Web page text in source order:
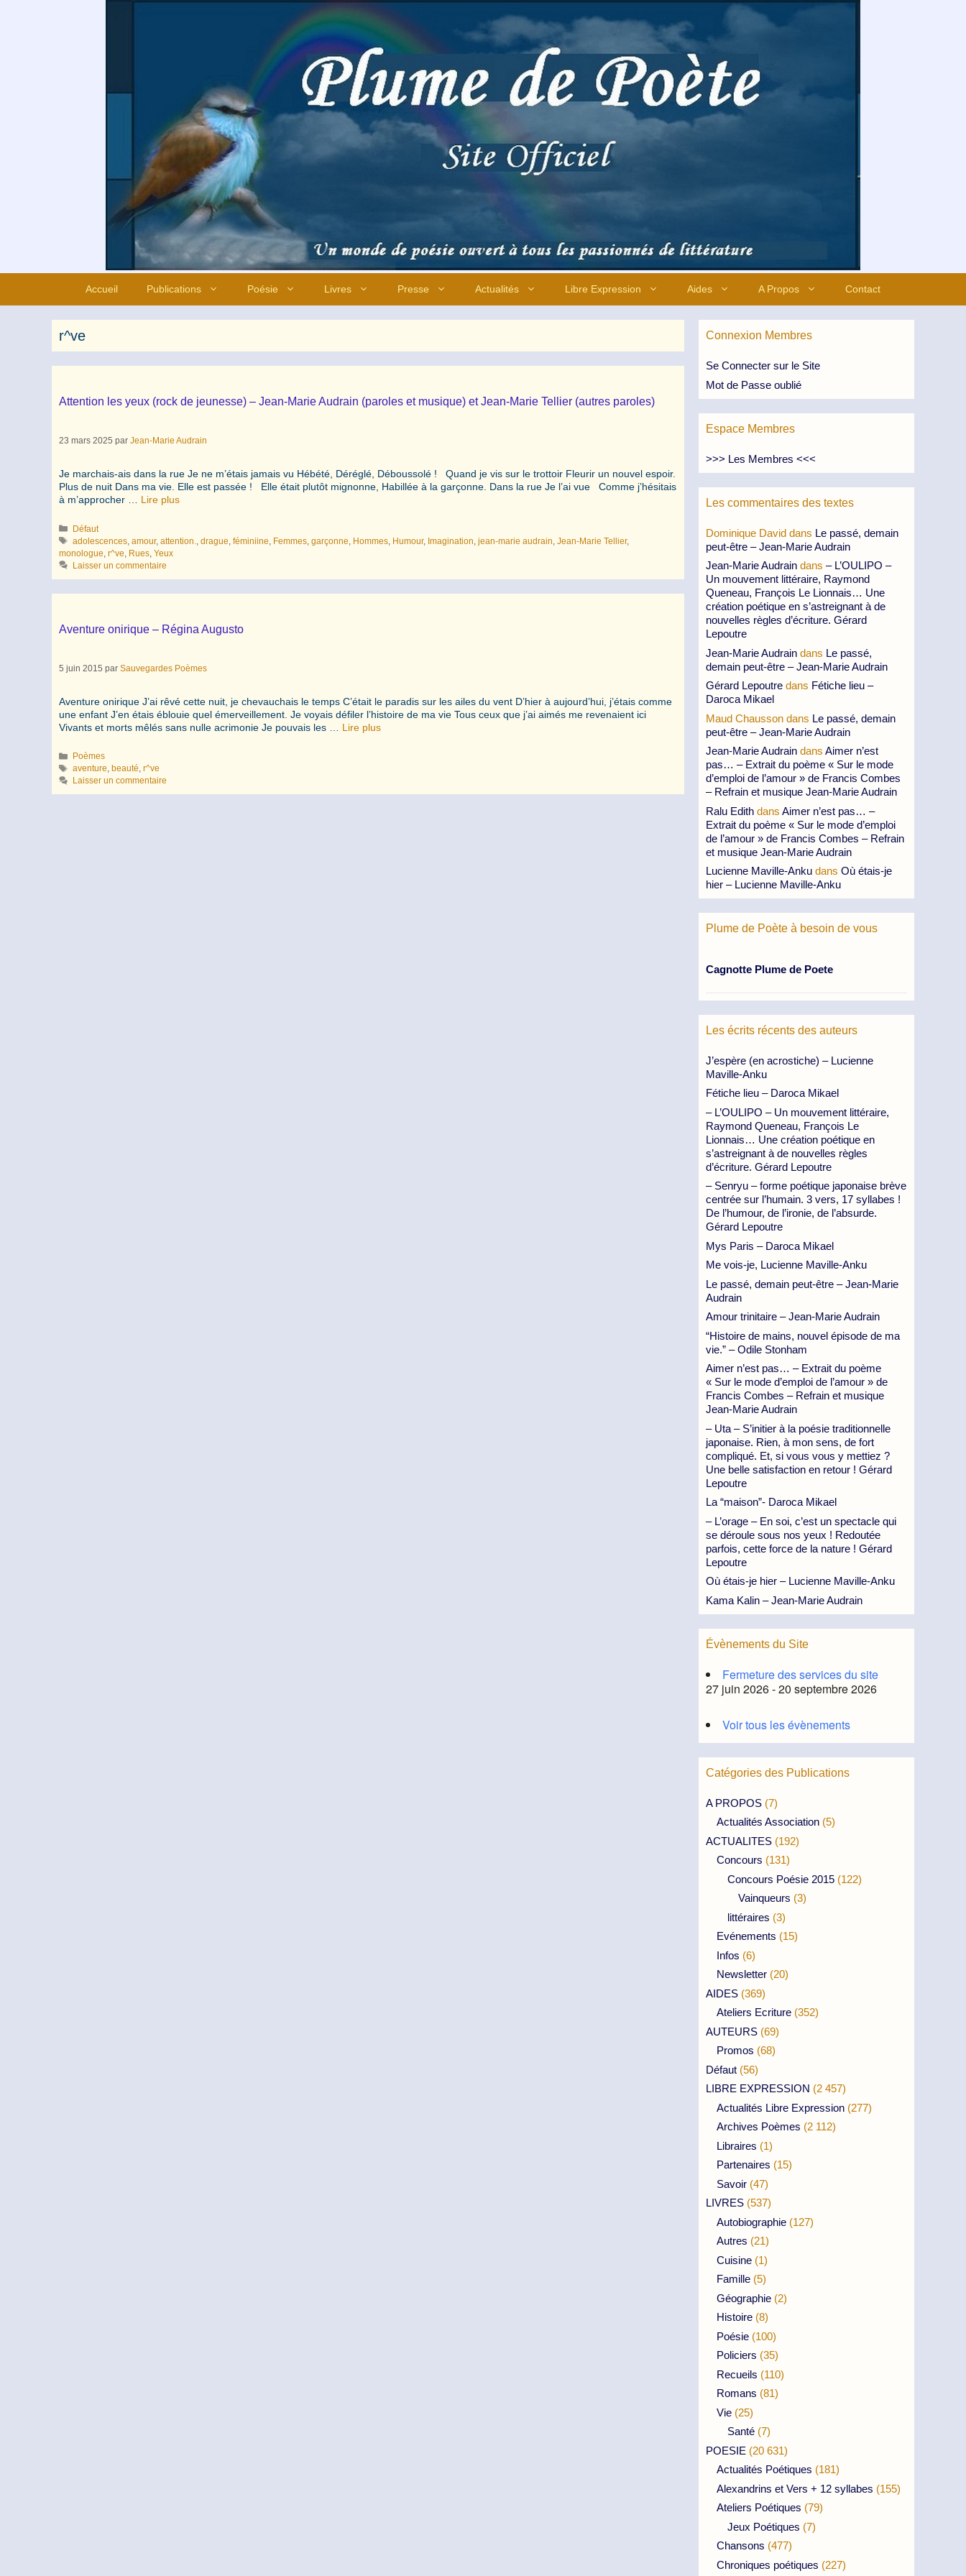
Accueil Publications Poésie Livres Presse Actualités Libre Expression Aides A Propos Contact
r^ve
Attention les yeux (rock de jeunesse) – Jean-Marie Audrain (paroles et musique) et Jean-Marie Tellier (autres paroles)
23 mars 2025 par Jean-Marie Audrain
Je marchais-ais dans la rue Je ne m’étais jamais vu Hébété, Déréglé, Déboussolé ! Quand je vis sur le trottoir Fleurir un nouvel espoir.
Plus de nuit Dans ma vie. Elle est passée ! Elle était plutôt mignonne, Habillée à la garçonne. Dans la rue Je l’ai vue Comme j’hésitais
à m’approcher … Lire plus
Catégories
Défaut
Étiquettes
adolescences ,amour,attention. ,drague ,féminiine Femmes ,garçonne Hommes Humour, Imagination ,jean-marie audrain ,Jean-Marie Tellier,
monologue r^ve Rues Yeux
Laisser un commentaire
Aventure onirique – Régina Augusto
5 juin 2015 par Sauvegardes Poèmes
Aventure onirique J’ai rêvé cette nuit, je chevauchais le temps C’était le paradis sur les ailes du vent D’hier à aujourd’hui, j’étais comme
une enfant J’en étais éblouie quel émerveillement. Je voyais défiler l’histoire de ma vie Tous ceux que j’ai aimés me revenaient ici
Vivants et morts mêlés sans nulle acrimonie Je pouvais les … Lire plus
Catégories
Poèmes
Étiquettes
aventure, beauté,r^ve
Laisser un commentaire
Connexion Membres
Se Connecter sur le Site
Mot de Passe oublié
Espace Membres
>>> Les Membres <<<
Les commentaires des textes
Dominique David dans Le passé, demain
peut-être – Jean-Marie Audrain
Jean-Marie Audrain dans – L’OULIPO –
Un mouvement littéraire, Raymond
Queneau, François Le Lionnais… Une
création poétique en s’astreignant à de
nouvelles règles d’écriture. Gérard
Lepoutre
Jean-Marie Audrain dans Le passé,
demain peut-être – Jean-Marie Audrain
Gérard Lepoutre dans Fétiche lieu –
Daroca Mikael
Maud Chausson dans Le passé, demain
peut-être – Jean-Marie Audrain
Jean-Marie Audrain dans Aimer n’est
pas… – Extrait du poème « Sur le mode
d’emploi de l’amour » de Francis Combes
– Refrain et musique Jean-Marie Audrain
Ralu Edith dans Aimer n’est pas… –
Extrait du poème « Sur le mode d’emploi
de l’amour » de Francis Combes – Refrain
et musique Jean-Marie Audrain
Lucienne Maville-Anku dans Où étais-je
hier – Lucienne Maville-Anku
Plume de Poète à besoin de vous
Cagnotte Plume de Poete
Les écrits récents des auteurs
J’espère (en acrostiche) – Lucienne
Maville-Anku
Fétiche lieu – Daroca Mikael
– L’OULIPO – Un mouvement littéraire,
Raymond Queneau, François Le
Lionnais… Une création poétique en
s’astreignant à de nouvelles règles
d’écriture. Gérard Lepoutre
– Senryu – forme poétique japonaise brève
centrée sur l’humain. 3 vers, 17 syllabes !
De l’humour, de l’ironie, de l’absurde.
Gérard Lepoutre
Mys Paris – Daroca Mikael
Me vois-je, Lucienne Maville-Anku
Le passé, demain peut-être – Jean-Marie
Audrain
Amour trinitaire – Jean-Marie Audrain
“Histoire de mains, nouvel épisode de ma
vie.” – Odile Stonham
Aimer n’est pas… – Extrait du poème
« Sur le mode d’emploi de l’amour » de
Francis Combes – Refrain et musique
Jean-Marie Audrain
– Uta – S’initier à la poésie traditionnelle
japonaise. Rien, à mon sens, de fort
compliqué. Et, si vous vous y mettiez ?
Une belle satisfaction en retour ! Gérard
Lepoutre
La “maison”- Daroca Mikael
– L’orage – En soi, c’est un spectacle qui
se déroule sous nos yeux ! Redoutée
parfois, cette force de la nature ! Gérard
Lepoutre
Où étais-je hier – Lucienne Maville-Anku
Kama Kalin – Jean-Marie Audrain
Évènements du Site
Fermeture des services du site
27 juin 2026 - 20 septembre 2026
Voir tous les évènements
Catégories des Publications
A PROPOS (7)
Actualités Association (5)
ACTUALITES (192)
Concours (131)
Concours Poésie 2015 (122)
Vainqueurs (3)
littéraires (3)
Evénements (15)
Infos (6)
Newsletter (20)
AIDES (369)
Ateliers Ecriture (352)
AUTEURS (69)
Promos (68)
Défaut (56)
LIBRE EXPRESSION (2 457)
Actualités Libre Expression (277)
Archives Poèmes (2 112)
Libraires (1)
Partenaires (15)
Savoir (47)
LIVRES (537)
Autobiographie (127)
Autres (21)
Cuisine (1)
Famille (5)
Géographie (2)
Histoire (8)
Poésie (100)
Policiers (35)
Recueils (110)
Romans (81)
Vie (25)
Santé (7)
POESIE (20 631)
Actualités Poétiques (181)
Alexandrins et Vers + 12 syllabes (155)
Ateliers Poétiques (79)
Jeux Poétiques (7)
Chansons (477)
Chroniques poétiques (227)